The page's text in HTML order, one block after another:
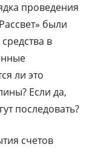
проведения
были
в
ли это
Если да,
последовать?
счетов